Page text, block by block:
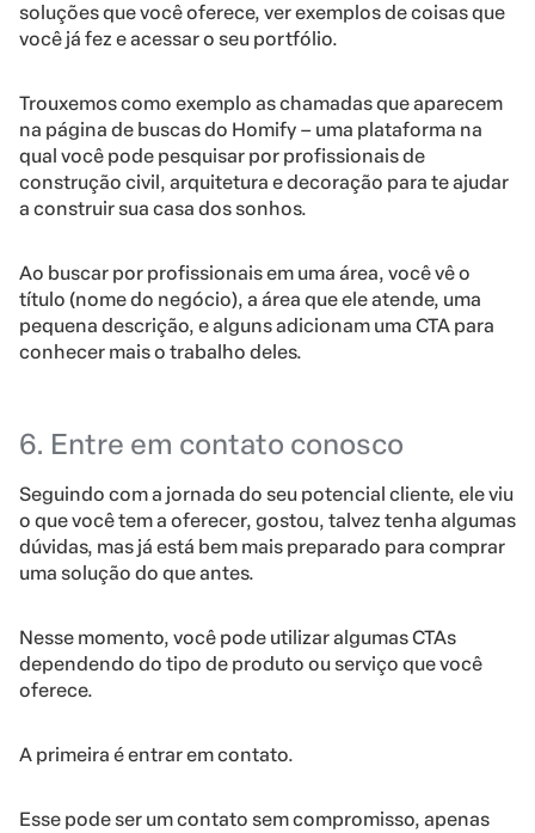
soluções que você oferece, ver exemplos de coisas que
você já fez e acessar o seu portfólio.
Trouxemos como exemplo as chamadas que aparecem
na página de buscas do Homify – uma plataforma na
qual você pode pesquisar por profissionais de
construção civil, arquitetura e decoração para te ajudar
a construir sua casa dos sonhos.
Ao buscar por profissionais em uma área, você vê o
título (nome do negócio), a área que ele atende, uma
pequena descrição, e alguns adicionam uma CTA para
conhecer mais o trabalho deles.
6. Entre em contato conosco
Seguindo com a jornada do seu potencial cliente, ele viu
o que você tem a oferecer, gostou, talvez tenha algumas
dúvidas, mas já está bem mais preparado para comprar
uma solução do que antes.
Nesse momento, você pode utilizar algumas CTAs
dependendo do tipo de produto ou serviço que você
oferece.
A primeira é entrar em contato.
Esse pode ser um contato sem compromisso, apenas